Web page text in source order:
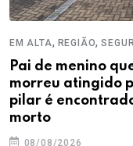
EM ALTA, REGIÃO,
Pai de menino
morreu atingido
pilar é
morto
08/08/2026